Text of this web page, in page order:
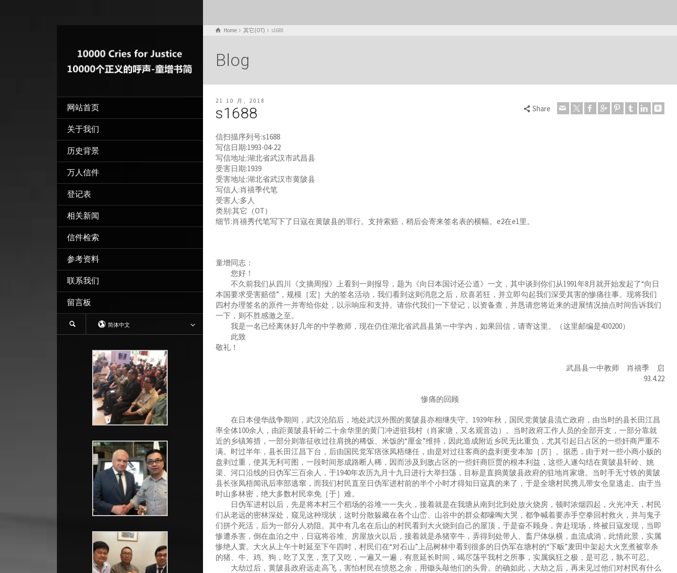
网站首页
关于我们
历史背景
万人信件
登记表
相关新闻
信件检索
参考资料
联系我们
留言板
简体中文
Home 其它(OT) s1688
Blog
21 10 月, 2018
s1688 Share
信扫描序列号:s1688
写信日期:1993-04-22
写信地址:湖北省武汉市武昌县
受害日期:1939
受害地址:湖北省武汉市黄陂县
写信人:肖禧季代笔
受害人:多人
类别:其它（OT）
细节:肖禧秀代笔写下了日寇在黄陂县的罪行。支持索赔，稍后会寄来签名表的横幅。e2在e1里。
童增同志：
您好！
不久前我们从四川《文摘周报》上看到一则报导，题为《向日本国讨还公道》一文，其中谈到你们从1991年8月就开始发起了“向日
本国要求受害赔偿”，规模［宏］大的签名活动，我们看到这则消息之后，欣喜若狂，并立即勾起我们深受其害的惨痛往事。现将我们
四村办理签名的原件一并寄给你处，以示响应和支持。请你代我们一下登记，以资备查，并恳请您将近来的进展情况抽点时间告诉我们
一下，则不胜感激之至。
我是一名已经离休好几年的中学教师，现在仍住湖北省武昌县第一中学内，如果回信，请寄这里。（这里邮编是430200）
此致
敬礼！
武昌县一中教师 肖禧季 启
93.4.22
惨痛的回顾
在日本侵华战争期间，武汉沦陷后，地处武汉外围的黄陂县亦相继失守。1939年秋，国民党黄陂县流亡政府，由当时的县长田江昌
率全体100余人，由距黄陂县轩岭二十余华里的黄门冲进驻我村（肖家塘，又名观音边）。当时政府工作人员的全部开支，一部分靠就
近的乡镇筹措，一部分则靠征收过往肩挑的稀饭、米饭的“厘金”维持，因此造成附近乡民无比重负，尤其引起日占区的一些奸商严重不
满。时过半年，县长田江昌下台，后由国民党军痞张凤梧继任，由是对过往客商的盘剥更变本加［厉］。据悉，由于对一些小商小贩的
盘剥过重，使其无利可图，一段时间形成路断人稀，因而涉及到敌占区的一些奸商巨贾的根本利益，这些人遂勾结在黄陂县轩岭、姚
渠、河口沿线的日伪军三百余人，于1940年农历九月十九日进行大举扫荡，目标是直捣黄陂县政府的驻地肖家塘。当时手无寸铁的黄陂
县长张凤梧闻讯后率部逃窜，而我们村民直至日伪军进村前的半个小时才得知日寇真的来了，于是全塘村民携儿带女仓皇逃走。由于当
时山多林密，绝大多数村民幸免［于］难。
日伪军进村以后，先是将本村三个稻场的谷堆一一失火，接着就是在我塘从南到北到处放火烧房，顿时浓烟四起，火光冲天，村民
们从老远的密林深处，窥见这种现状，这时分散躲藏在各个山峦、山谷中的群众都嚎啕大哭，都争喊着要赤手空拳回村救火，并与鬼子
们拼个死活，后为一部分人劝阻。其中有几名在后山的村民看到大火烧到自己的屋顶，于是奋不顾身，奔赴现场，终被日寇发现，当即
惨遭杀害，倒在血泊之中，日寇将谷堆、房屋放火以后，接着就是杀猪宰牛，弄得到处带人、畜尸体纵横，血流成淌，此情此景，实属
惨绝人寰。大火从上午十时延至下午四时，村民们在“对石山”上品树林中看到很多的日伪军在塘村的“下畈”麦田中架起大火烹煮被宰杀
的猪、牛、鸡、狗，吃了又烹，烹了又吃，一遍又一遍，有意延长时间，竭尽荡平我村之所事，实属疯狂之极，是可忍，孰不可忍。
大劫过后，黄陂县政府远走高飞，害怕村民在愤怒之余，用锄头敲他们的头骨。的确如此，大劫之后，再未见过他们对村民有什么